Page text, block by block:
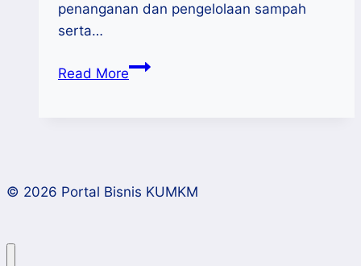
penanganan dan pengelolaan sampah
serta…
Read MoreLuncurkan
Inovatif
© 2026 Portal Bisnis KUMKM